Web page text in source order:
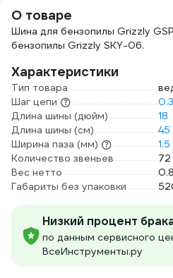
О товаре
Шина для бензопилы Grizzly
бензопилы Grizzly SKY-06.
Характеристики
Тип товара
Шаг цепи
Длина шины (дюйм)
18
Длина шины (см)
45
Ширина паза (мм)
1.5
Количество звеньев
72
Вес нетто
Габариты без упаковки
Низкий процент
по данным сервисного
ВсеИнструменты.ру